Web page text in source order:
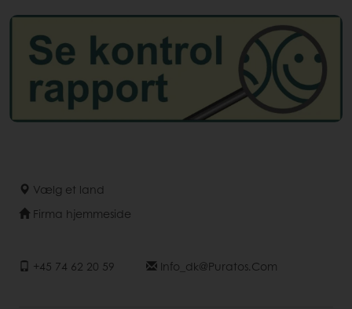
Vælg et land
Firma hjemmeside
+45 74 62 20 59 Info_dk@puratos.com